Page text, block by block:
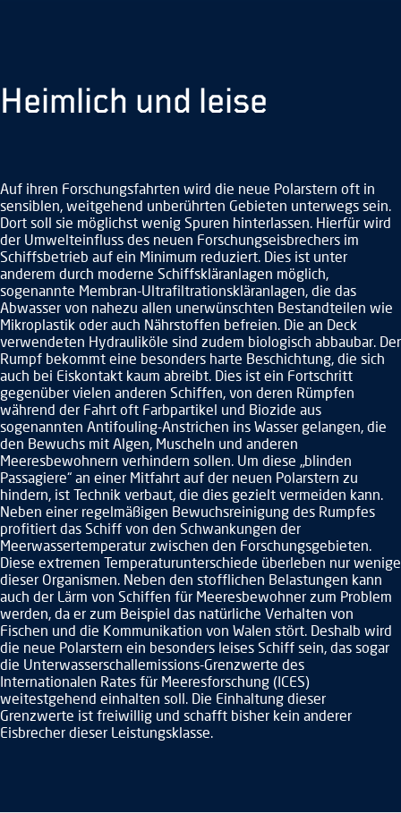
Heimlich und leise
Auf ihren Forschungsfahrten wird die neue Polarstern oft in
sensiblen, weitgehend unberührten Gebieten unterwegs sein.
Dort soll sie möglichst wenig Spuren hinterlassen. Hierfür wird
der Umwelteinfluss des neuen Forschungseisbrechers im
Schiffsbetrieb auf ein Minimum reduziert. Dies ist unter
anderem durch moderne Schiffskläranlagen möglich,
sogenannte Membran-Ultrafiltrationskläranlagen, die das
Abwasser von nahezu allen unerwünschten Bestandteilen wie
Mikroplastik oder auch Nährstoffen befreien. Die an Deck
verwendeten Hydrauliköle sind zudem biologisch abbaubar. Der
Rumpf bekommt eine besonders harte Beschichtung, die sich
auch bei Eiskontakt kaum abreibt. Dies ist ein Fortschritt
gegenüber vielen anderen Schiffen, von deren Rümpfen
während der Fahrt oft Farbpartikel und Biozide aus
sogenannten Antifouling-Anstrichen ins Wasser gelangen, die
den Bewuchs mit Algen, Muscheln und anderen
Meeresbewohnern verhindern sollen. Um diese „blinden
Passagiere“ an einer Mitfahrt auf der neuen Polarstern zu
hindern, ist Technik verbaut, die dies gezielt vermeiden kann.
Neben einer regelmäßigen Bewuchsreinigung des Rumpfes
profitiert das Schiff von den Schwankungen der
Meerwassertemperatur zwischen den Forschungsgebieten.
Diese extremen Temperaturunterschiede überleben nur wenige
dieser Organismen. Neben den stofflichen Belastungen kann
auch der Lärm von Schiffen für Meeresbewohner zum Problem
werden, da er zum Beispiel das natürliche Verhalten von
Fischen und die Kommunikation von Walen stört. Deshalb wird
die neue Polarstern ein besonders leises Schiff sein, das sogar
die Unterwasserschallemissions-Grenzwerte des
Internationalen Rates für Meeresforschung (ICES)
weitestgehend einhalten soll. Die Einhaltung dieser
Grenzwerte ist freiwillig und schafft bisher kein anderer
Eisbrecher dieser Leistungsklasse.